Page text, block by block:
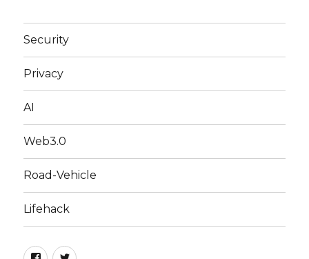
Security
Privacy
AI
Web3.0
Road-Vehicle
Lifehack
FacebookTwitter